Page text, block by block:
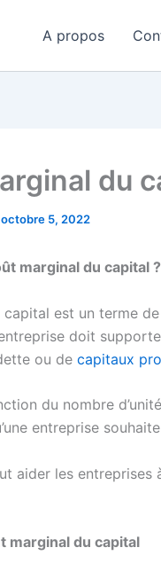
A propos
du
octobre 5, 2022
marginal du capital ?
est un terme de
doit
ou de capitaux
du nombre
entreprise
aider les entreprises
marginal du capital